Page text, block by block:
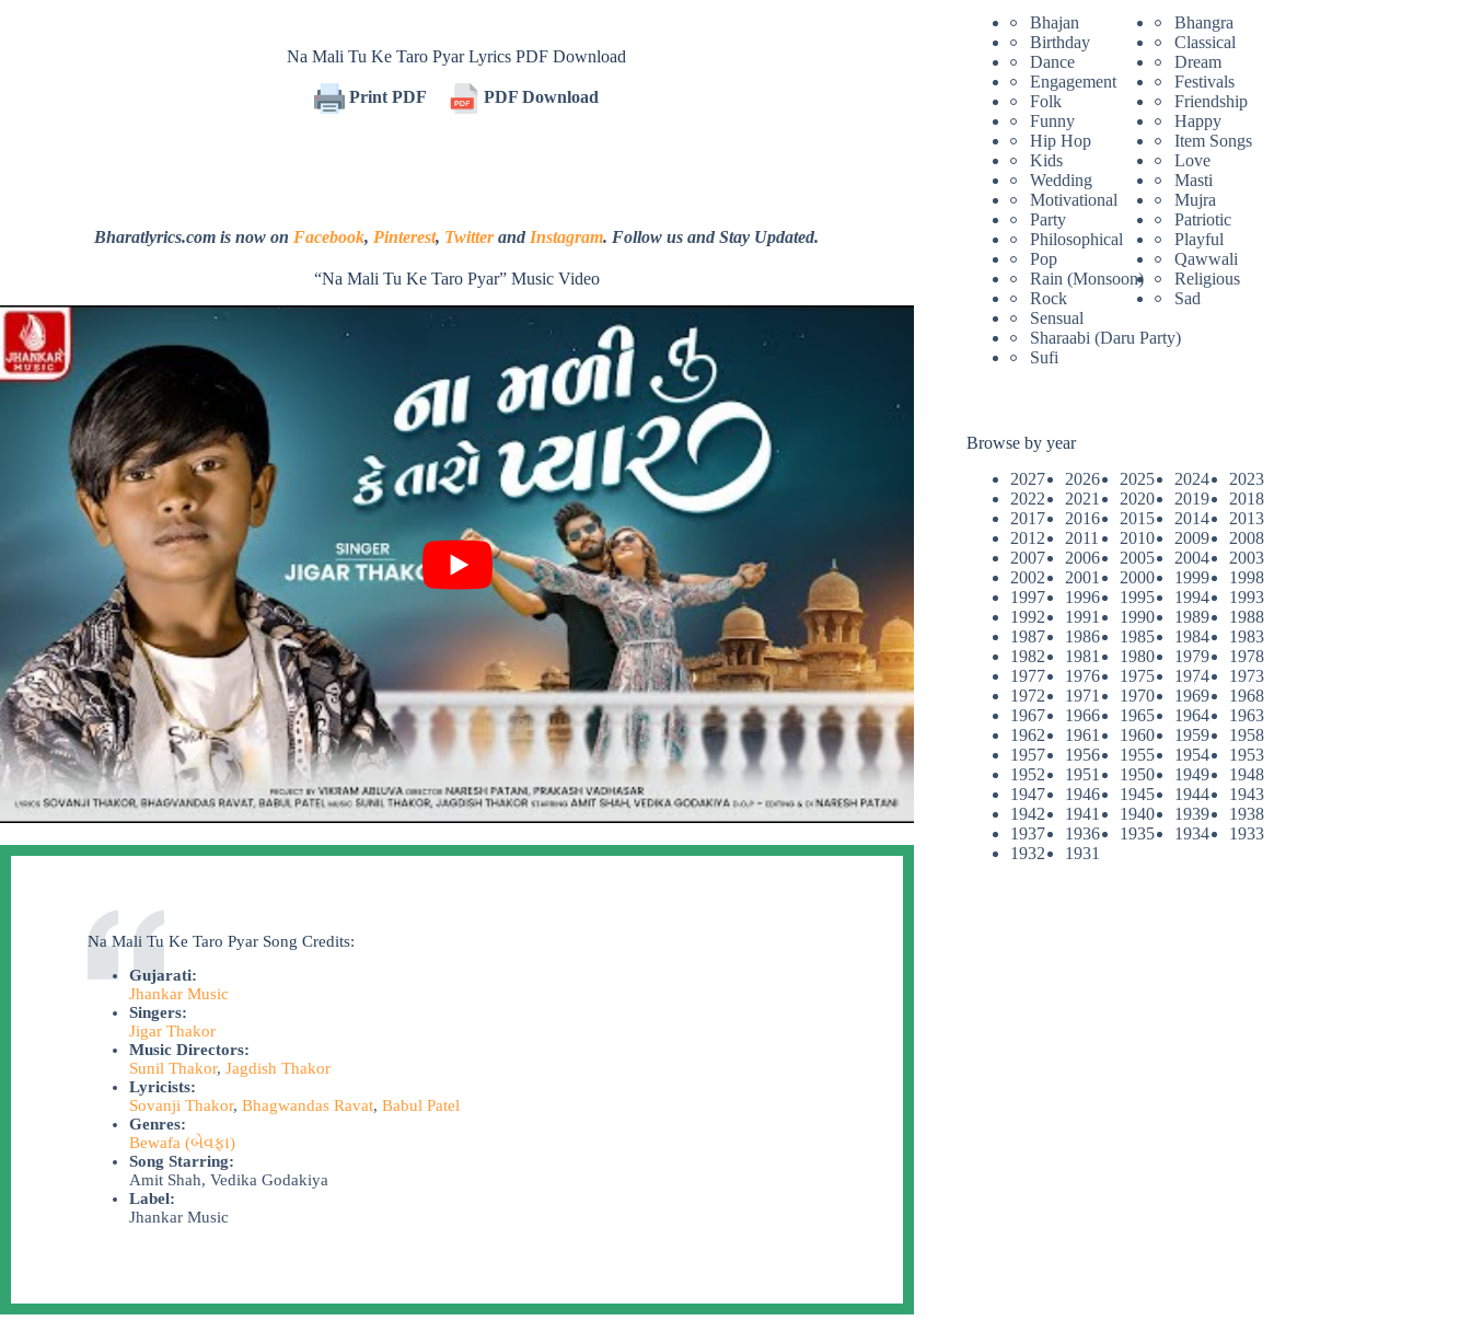
Na Mali Tu Ke Taro Pyar Lyrics PDF Download
Print PDF PDF Download
Bharatlyrics.com is now on Facebook, Pinterest, Twitterand Instagram. Follow us and Stay Updated.
“Na Mali Tu Ke Taro Pyar” Music Video
Na Mali Tu Ke Taro Pyar Song Credits:
Gujarati:
Jhankar Music
Singers:
Jigar Thakor
Music Directors:
Sunil Thakor, Jagdish Thakor
Lyricists:
Sovanji Thakor, Bhagwandas Ravat, Babul Patel
Genres:
Bewafa (બેવફા)
Song Starring:
Amit Shah, Vedika Godakiya
Label:
Jhankar Music
Bhajan
Bhangra
Birthday
Classical
Dance
Dream
Engagement
Festivals
Folk
Friendship
Funny
Happy
Hip Hop
Item Songs
Kids
Love
Wedding
Masti
Motivational
Mujra
Party
Patriotic
Philosophical
Playful
Pop
Qawwali
Rain (Monsoon)
Religious
Rock
Sad
Sensual
Sharaabi (Daru Party)
Sufi
Browse by year
2027
2026 2025 2024
2023
2022
2021 2020 2019
2018
2017
2016 2015 2014
2013
2012
2011 2010 2009
2008
2007
2006 2005 2004
2003
2002
2001 2000 1999
1998
1997
1996 1995 1994
1993
1992
1991 1990 1989
1988
1987
1986 1985 1984
1983
1982
1981 1980 1979
1978
1977
1976 1975 1974
1973
1972
1971 1970 1969
1968
1967
1966 1965 1964
1963
1962
1961 1960 1959
1958
1957
1956 1955 1954
1953
1952
1951 1950 1949
1948
1947
1946 1945 1944
1943
1942
1941 1940 1939
1938
1937
1936 1935 1934
1933
1932
1931